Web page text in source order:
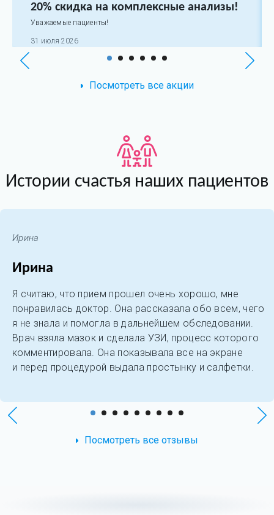
20% скидка на комплексные анализы!
Уважаемые пациенты!
31 июля 2026
Посмотреть все акции
Истории счастья наших пациентов
Ирина
Ирина
Я считаю, что прием прошел очень хорошо, мне
понравилась доктор. Она рассказала обо всем, чего
я не знала и помогла в дальнейшем обследовании.
Врач взяла мазок и сделала УЗИ, процесс которого
комментировала. Она показывала все на экране
и перед процедурой выдала простынку и салфетки.
Посмотреть все отзывы